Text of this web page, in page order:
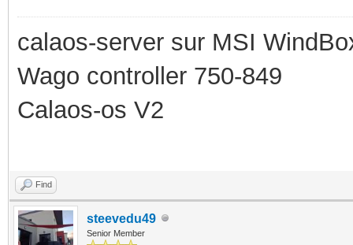
calaos-server sur MSI
Wago controller 750-849
Calaos-os V2
Find
steevedu49
Senior Member